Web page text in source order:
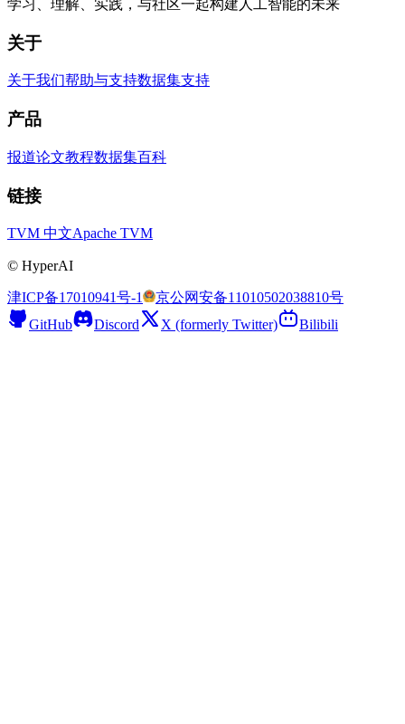
学习、理解、实践，与社区一起构建人工智能的未来
关于
关于我们帮助与支持数据集支持
产品
报道论文教程数据集百科
链接
TVM 中文Apache TVM
© HyperAI
津ICP备17010941号-1
京公网安备11010502038810号
GitHub
Discord X (formerly Twitter) Bilibili